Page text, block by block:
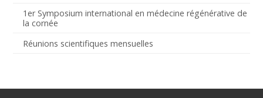
1er Symposium international en médecine régénérative de
la cornée
Réunions scientifiques mensuelles